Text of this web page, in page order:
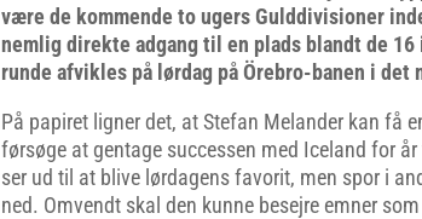
være de kommende to ugers Gulddivisioner
nemlig direkte adgang til en plads blandt de
runde afvikles på lørdag på Örebro-banen i det
På papiret ligner det, at Stefan Melander kan få
førsøge at gentage successen med Iceland for
ser ud til at blive lørdagens favorit, men spor i
ned. Omvendt skal den kunne besejre emner som